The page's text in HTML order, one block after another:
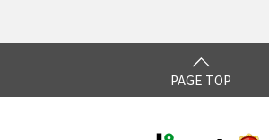
PAGE TOP